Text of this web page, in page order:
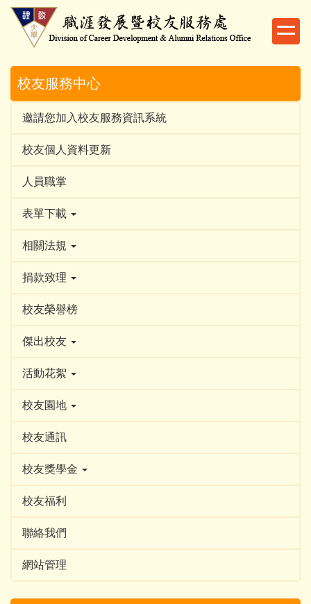
跳
校友服務中心
邀請您加入校友服務資訊系統
校友個人資料更新
人員職掌
表單下載
相關法規
捐款致理
校友榮譽榜
傑出校友
活動花絮
校友園地
校友通訊
校友獎學金
校友福利
聯絡我們
網站管理